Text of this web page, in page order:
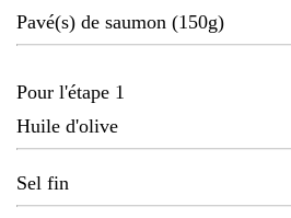
Pavé(s) de saumon (150g)
Pour l'étape 1
Huile d'olive
Sel fin